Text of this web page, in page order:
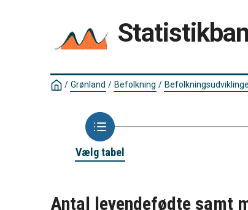
/ Grønland / Befolkning /
Vælg tabel
Antal levendefødte samt